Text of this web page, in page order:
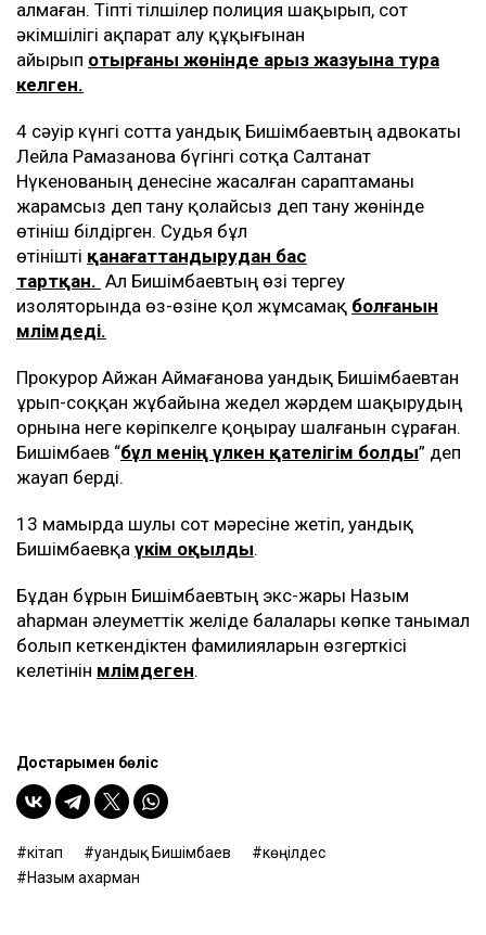
алмаған. Тіпті тілшілер полиция шақырып, сот
әкімшілігі ақпарат алу құқығынан
айырып отырғаны жөнінде арыз жазуына тура
келген.
4 сәуір күнгі сотта Қуандық Бишімбаевтың адвокаты
Лейла Рамазанова бүгінгі сотқа Салтанат
Нүкенованың денесіне жасалған сараптаманы
жарамсыз деп тану қолайсыз деп тану жөнінде
өтініш білдірген. Судья бұл
өтінішті қанағаттандырудан бас
тартқан. Ал Бишімбаевтың өзі тергеу
изоляторында өз-өзіне қол жұмсамақ болғанын
мәлімдеді.
Прокурор Айжан Аймағанова Қуандық Бишімбаевтан
ұрып-соққан жұбайына жедел жәрдем шақырудың
орнына неге көріпкелге қоңырау шалғанын сұраған.
Бишімбаев “бұл менің үлкен қателігім болды” деп
жауап берді.
13 мамырда шулы сот мәресіне жетіп, Қуандық
Бишімбаевқа үкім оқылды.
Бұдан бұрын Бишімбаевтың экс-жары Назым
Қаһарман әлеуметтік желіде балалары көпке танымал
болып кеткендіктен фамилияларын өзгерткісі
келетінін мәлімдеген.
Достарыңмен бөліс
кітап Қуандық Бишімбаев
көңілдес
Назым Қахарман